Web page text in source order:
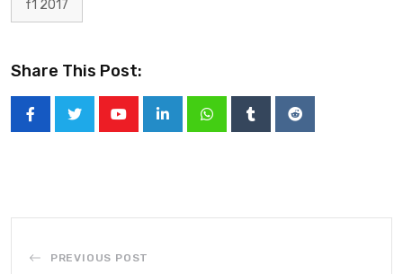
f1 2017
Share This Post:
PREVIOUS POST